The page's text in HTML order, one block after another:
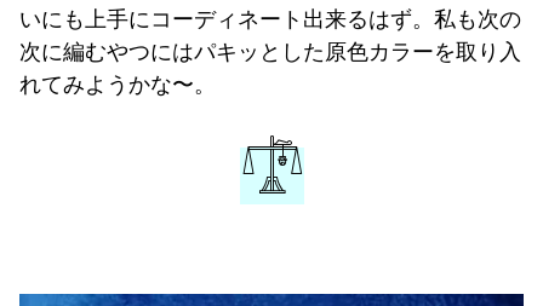
いにも上手にコーディネート出来るはず。私も次の
次に編むやつにはパキッとした原色カラーを取り入
れてみようかな〜。
𓍝